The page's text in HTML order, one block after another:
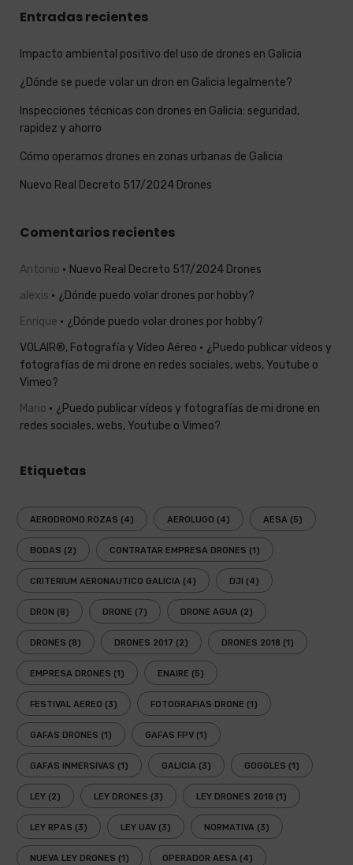
Entradas recientes
Impacto ambiental positivo del uso de drones en Galicia
¿Dónde se puede volar un dron en Galicia legalmente?
Inspecciones técnicas con drones en Galicia: seguridad,
rapidez y ahorro
Cómo operamos drones en zonas urbanas de Galicia
Nuevo Real Decreto 517/2024 Drones
Comentarios recientes
Antonio
Nuevo Real Decreto 517/2024 Drones
alexis
¿Dónde puedo volar drones por hobby?
Enrique
¿Dónde puedo volar drones por hobby?
VOLAIR®, Fotografía y Vídeo Aéreo
¿Puedo publicar vídeos y
fotografías de mi drone en redes sociales, webs, Youtube o
Vimeo?
Mario
¿Puedo publicar vídeos y fotografías de mi drone en
redes sociales, webs, Youtube o Vimeo?
Etiquetas
AERODROMO ROZAS (4) AEROLUGO (4) AESA (5)
BODAS (2) CONTRATAR EMPRESA DRONES (1)
CRITERIUM AERONAUTICO GALICIA (4) DJI (4)
DRON (8) DRONE (7) DRONE AGUA (2)
DRONES (8) DRONES 2017 (2) DRONES 2018 (1)
EMPRESA DRONES (1) ENAIRE (5)
FESTIVAL AEREO (3) FOTOGRAFIAS DRONE (1)
GAFAS DRONES (1) GAFAS FPV (1)
GAFAS INMERSIVAS (1) GALICIA (3) GOGGLES (1)
LEY (2) LEY DRONES (3) LEY DRONES 2018 (1)
LEY RPAS (3) LEY UAV (3) NORMATIVA (3)
NUEVA LEY DRONES (1) OPERADOR AESA (4)